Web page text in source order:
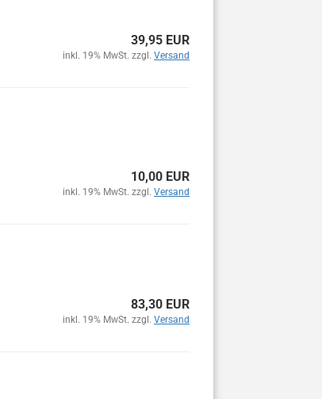
39,95 EUR
inkl. 19% MwSt. zzgl. Versand
10,00 EUR
inkl. 19% MwSt. zzgl. Versand
83,30 EUR
inkl. 19% MwSt. zzgl. Versand